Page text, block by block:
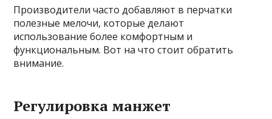
Производители часто добавляют в перчатки
полезные мелочи, которые делают
использование более комфортным и
функциональным. Вот на что стоит обратить
внимание.
Регулировка манжет